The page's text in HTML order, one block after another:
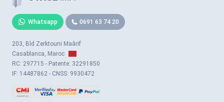
Whatsapp 0691 63 74 20
203, Bld Zerktouni Maârif
Casablanca, Maroc
RC: 297715 - Patente: 32291850
IF: 14487862 - CNSS: 9930472